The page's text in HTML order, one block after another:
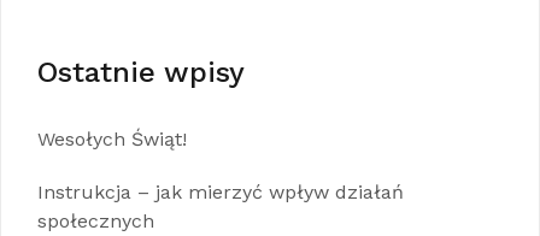
Ostatnie wpisy
Wesołych Świąt!
Instrukcja – jak mierzyć wpływ działań
społecznych